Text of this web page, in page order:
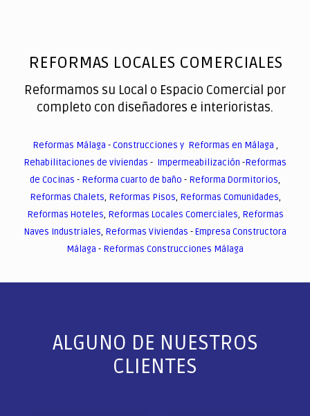
REFORMAS LOCALES COMERCIALES
Reformamos su Local o Espacio Comercial por
completo con diseñadores e interioristas.
Reformas Málaga -Construcciones y Reformas en Málaga ,
Rehabilitaciones de viviendas - Impermeabilización -Reformas
de Cocinas - Reforma cuarto de baño - Reforma Dormitorios,
Reformas Chalets, Reformas Pisos, Reformas Comunidades,
Reformas Hoteles, Reformas Locales Comerciales, Reformas
Naves Industriales, Reformas Viviendas -Empresa Constructora
Málaga - Reformas Construcciones Málaga
ALGUNO DE NUESTROS
CLIENTES